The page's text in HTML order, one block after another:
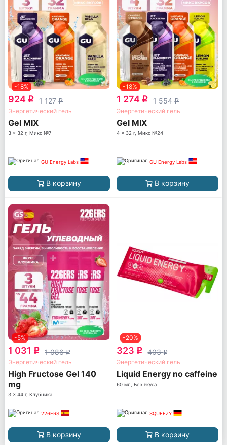
-18%
924 q 1 127q
Энергетический гель
Gel MIX
3 x 32 г, Микс №7
GU Energy Labs
В корзину
-18%
1 274 q 1 554q
Энергетический гель
Gel MIX
4 x 32 г, Микс №24
GU Energy Labs
В корзину
-5%
1 031 q 1 086q
Энергетический гель
High Fructose Gel 140
mg
3 x 44 г, Клубника
226ERS
В корзину
-20%
323 q 403q
Энергетический гель
Liquid Energy no caffeine
60 мл, Без вкуса
SQUEEZY
В корзину